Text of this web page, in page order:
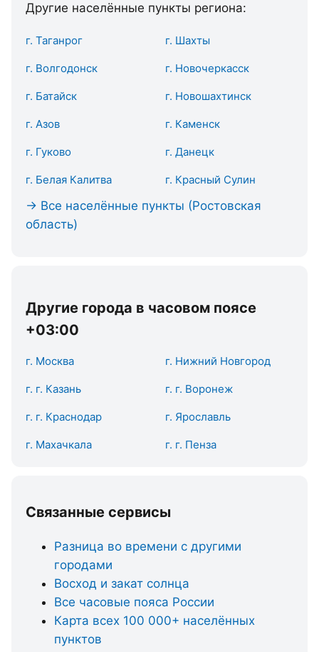
Другие населённые пункты региона:
г. Таганрог г. Шахты
г. Волгодонск г. Новочеркасск
г. Батайск г. Новошахтинск
г. Азов г. Каменск
г. Гуково г. Данецк
г. Белая Калитва г. Красный Сулин
→ Все населённые пункты (Ростовская
область)
Другие города в часовом поясе
+03:00
г. Москва г. Нижний Новгород
г. г. Казань г. г. Воронеж
г. г. Краснодар г. Ярославль
г. Махачкала г. г. Пенза
Связанные сервисы
Разница во времени с другими
городами
Восход и закат солнца
Все часовые пояса России
Карта всех 100 000+ населённых
пунктов